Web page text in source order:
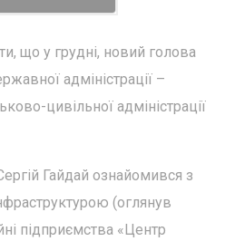
що у грудні, новий голова
адміністрації –
цивільної адміністрації
Гайдай ознайомився з
(оглянув
підприємства «Центр